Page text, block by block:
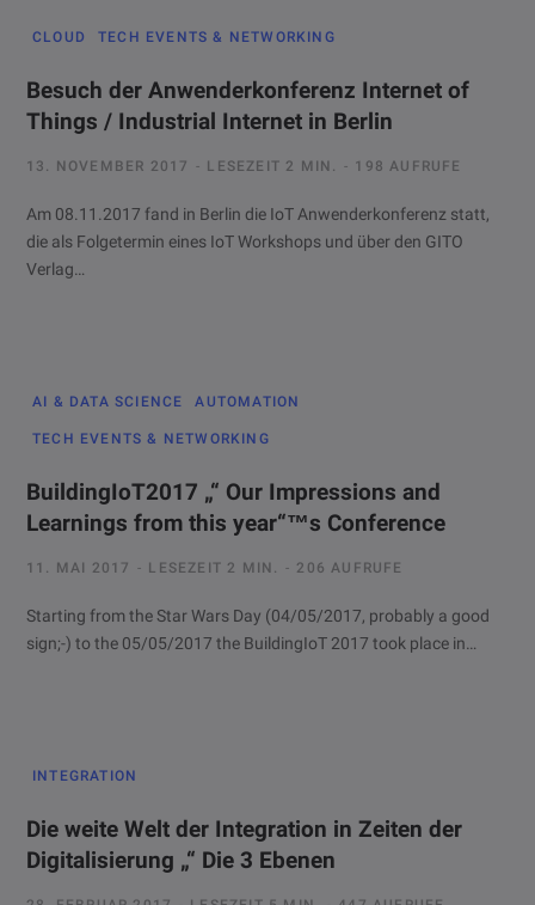
CLOUD TECH EVENTS & NETWORKING
Besuch der Anwenderkonferenz Internet of
Things / Industrial Internet in Berlin
13. NOVEMBER 2017 LESEZEIT 2 MIN. 198 AUFRUFE
Am 08.11.2017 fand in Berlin die IoT Anwenderkonferenz statt,
die als Folgetermin eines IoT Workshops und über den GITO
Verlag…
AI & DATA SCIENCE AUTOMATION
TECH EVENTS & NETWORKING
BuildingIoT2017 „“ Our Impressions and
Learnings from this year“™s Conference
11. MAI 2017 LESEZEIT 2 MIN. 206 AUFRUFE
Starting from the Star Wars Day (04/05/2017, probably a good
sign;-) to the 05/05/2017 the BuildingIoT 2017 took place in…
INTEGRATION
Die weite Welt der Integration in Zeiten der
Digitalisierung „“ Die 3 Ebenen